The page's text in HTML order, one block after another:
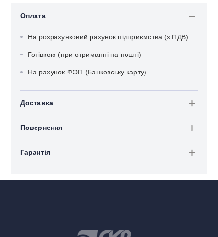
Оплата
На розрахунковий рахунок підприємства (з ПДВ)
Готівкою (при отриманні на пошті)
На рахунок ФОП (Банковську карту)
Доставка
Повернення
Гарантія